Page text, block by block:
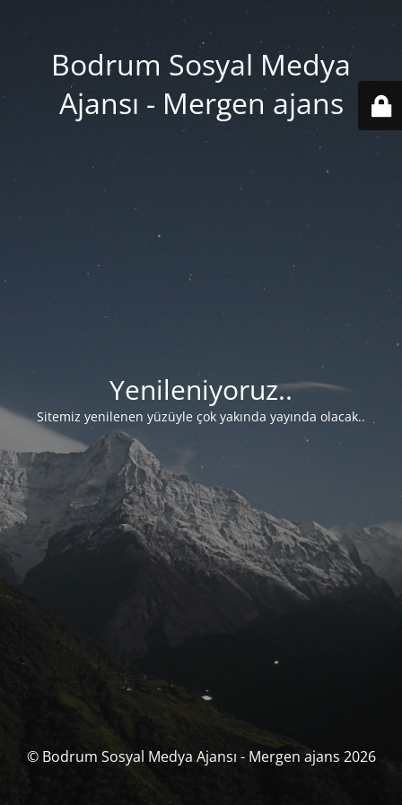
Bodrum Sosyal Medya
Ajansı - Mergen ajans
Yenileniyoruz..
Sitemiz yenilenen yüzüyle çok yakında yayında olacak..
© Bodrum Sosyal Medya Ajansı - Mergen ajans 2026